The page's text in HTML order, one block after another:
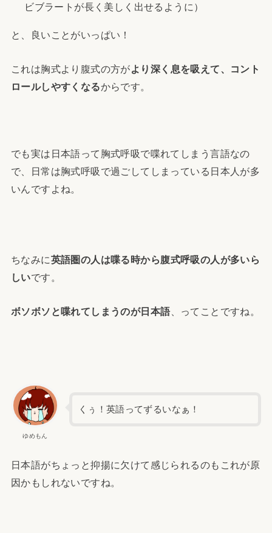
ビブラートが長く美しく出せるように）
と、良いことがいっぱい！
これは胸式より腹式の方がより深く息を吸えて、コント
ロールしやすくなるからです。
でも実は日本語って胸式呼吸で喋れてしまう言語なの
で、日常は胸式呼吸で過ごしてしまっている日本人が多
いんですよね。
ちなみに英語圏の人は喋る時から腹式呼吸の人が多いら
しいです。
ボソボソと喋れてしまうのが日本語、ってことですね。
ゆめもん
くぅ！英語ってずるいなぁ！
日本語がちょっと抑揚に欠けて感じられるのもこれが原
因かもしれないですね。